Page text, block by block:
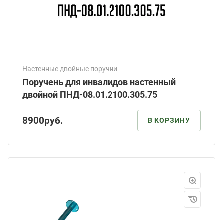
Настенные двойные поручни
Поручень для инвалидов настенный
двойной ПНД-08.01.2100.305.75
8900руб. В КОРЗИНУ